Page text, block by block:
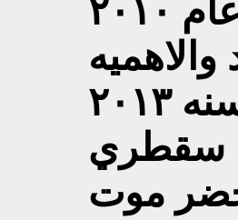
بانها اجمل جزيرة في عام ٢٠١٠
والاهميه
البيئية لهذا الجزيرة وفي سنه ٢٠١٣
سقطري